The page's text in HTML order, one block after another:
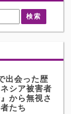
出会った歴
シア被害者
から無視さ
たち